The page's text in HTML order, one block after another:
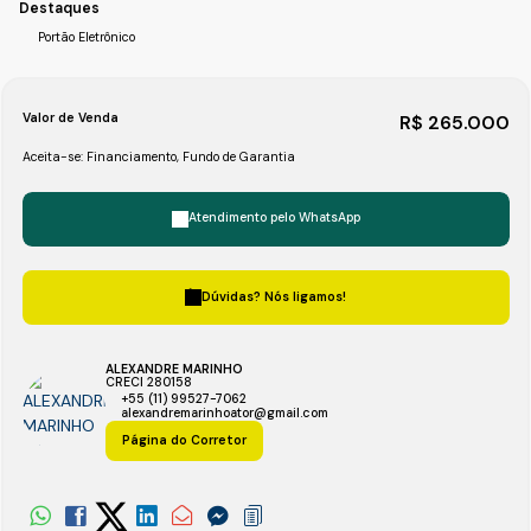
Destaques
Portão Eletrônico
R$ 265.000
Valor de Venda
Aceita-se: Financiamento, Fundo de Garantia
Atendimento pelo WhatsApp
Dúvidas? Nós ligamos!
ALEXANDRE MARINHO
CRECI 280158
+55 (11) 99527-7062
alexandremarinhoator@gmail.com
Página do Corretor